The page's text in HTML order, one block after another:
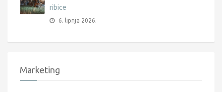
ribice
6. lipnja 2026.
Marketing